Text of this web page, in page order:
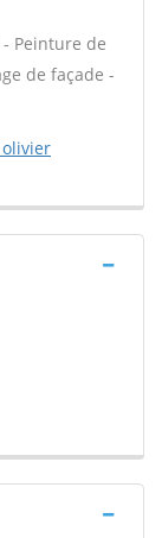
Peinture de
de façade -